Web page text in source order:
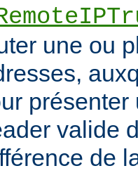
une ou
présenter
valide
de